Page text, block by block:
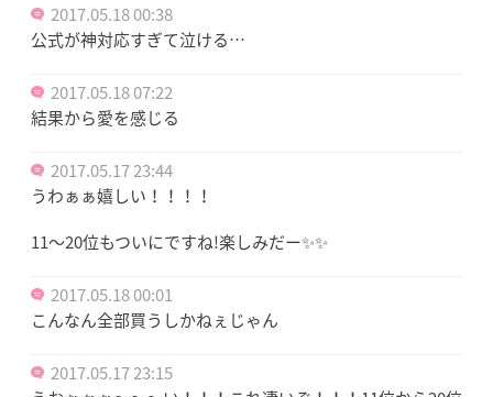
2017.05.18 00:38
公式が神対応すぎて泣ける…
2017.05.18 07:22
結果から愛を感じる
2017.05.17 23:44
うわぁぁ嬉しい！！！！
11〜20位もついにですね!楽しみだー✨✨
2017.05.18 00:01
こんなん全部買うしかねぇじゃん
2017.05.17 23:15